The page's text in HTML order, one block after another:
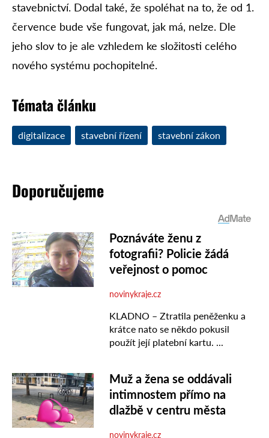
stavebnictví. Dodal také, že spoléhat na to, že od 1.
července bude vše fungovat, jak má, nelze. Dle
jeho slov to je ale vzhledem ke složitosti celého
nového systému pochopitelné.
Témata článku
digitalizace stavební řízení stavební zákon
Doporučujeme